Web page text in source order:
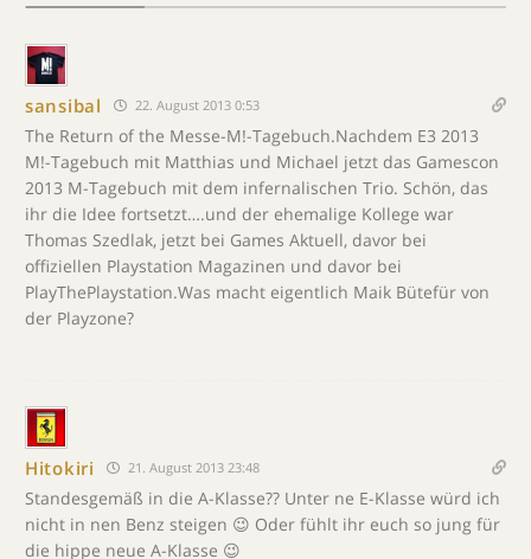
sansibal 22. August 2013 0:53
The Return of the Messe-M!-Tagebuch.Nachdem E3 2013
M!-Tagebuch mit Matthias und Michael jetzt das Gamescon
2013 M-Tagebuch mit dem infernalischen Trio. Schön, das
ihr die Idee fortsetzt….und der ehemalige Kollege war
Thomas Szedlak, jetzt bei Games Aktuell, davor bei
offiziellen Playstation Magazinen und davor bei
PlayThePlaystation.Was macht eigentlich Maik Bütefür von
der Playzone?
Hitokiri 21. August 2013 23:48
Standesgemäß in die A-Klasse?? Unter ne E-Klasse würd ich
nicht in nen Benz steigen 😉 Oder fühlt ihr euch so jung für
die hippe neue A-Klasse 😉